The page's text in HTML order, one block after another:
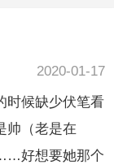
2020-01-17
时候缺少伏笔看
帅（老是在
好想要她那个